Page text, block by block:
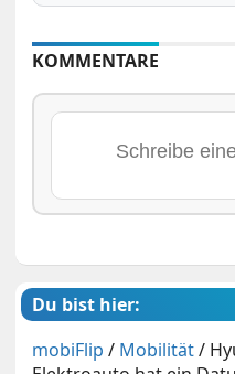
KOMMENTARE
Du bist hier:
mobiFlip / Mobilität/